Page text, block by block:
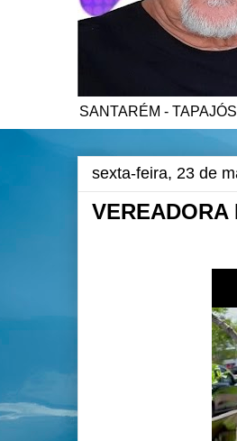
SANTARÉM -
sexta-feira, 23 de
VEREADORA